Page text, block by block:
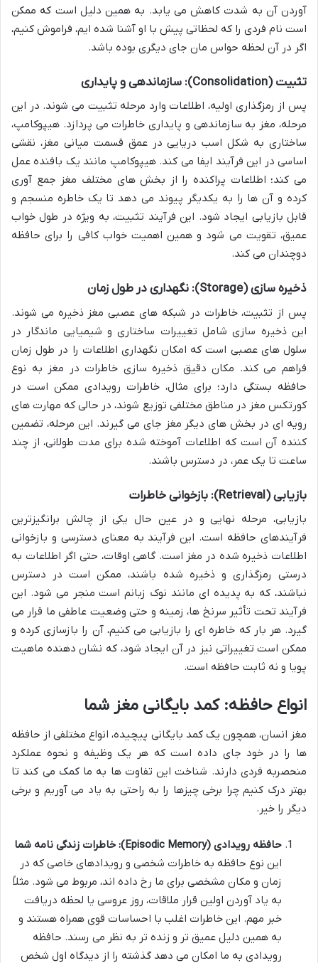
آوردن آن به شدت کاهش می یابد. به همین دلیل است که ممکن
است نام فردی را که لحظاتی پیش با او آشنا شده ایم، فراموش کنیم،
اگر در آن لحظه حواس مان جای دیگری بوده باشد.
تثبیت (Consolidation): سازماندهی و پایداری
پس از رمزگذاری اولیه، اطلاعات وارد مرحله تثبیت می شوند. در این
مرحله، مغز به سازماندهی و پایداری خاطرات می پردازد. هیپوکامپ،
ساختاری به شکل اسب دریایی در عمق قسمت میانی مغز، نقشی
اساسی در این فرآیند ایفا می کند. هیپوکامپ مانند یک بافنده عمل
می کند؛ اطلاعات پراکنده را از بخش های مختلف مغز جمع آوری
کرده و آن ها را به یکدیگر پیوند می دهد تا یک خاطره منسجم و
قابل بازیابی ایجاد شود. این فرآیند تثبیت، به ویژه در طول خواب
عمیق، تقویت می شود و همین اهمیت خواب کافی را برای حافظه
دوچندان می کند.
ذخیره سازی (Storage): نگهداری در طول زمان
پس از تثبیت، خاطرات در شبکه های عصبی مغز ذخیره می شوند.
این ذخیره سازی شامل تغییرات ساختاری و شیمیایی ماندگار در
سلول های عصبی است که امکان نگهداری اطلاعات را در طول زمان
فراهم می کند. مکان دقیق ذخیره سازی خاطرات در مغز به نوع
حافظه بستگی دارد؛ برای مثال، خاطرات رویدادی ممکن است در
کورتکس مغز در مناطق مختلفی توزیع شوند، در حالی که مهارت های
رویه ای در بخش های دیگر مغز جای می گیرند. این مرحله، تضمین
کننده آن است که اطلاعات آموخته شده برای مدت طولانی، از چند
ساعت تا یک عمر، در دسترس باشند.
بازیابی (Retrieval): بازخوانی خاطرات
بازیابی، مرحله نهایی و در عین حال یکی از چالش برانگیزترین
فرآیندهای حافظه است. این فرآیند به معنای دسترسی و بازخوانی
اطلاعات ذخیره شده در مغز است. گاهی اوقات، حتی اگر اطلاعات به
درستی رمزگذاری و ذخیره شده باشند، ممکن است در دسترس
نباشند، که به پدیده ای مانند نوک زبانم است منجر می شود. این
فرآیند تحت تأثیر سرنخ ها، زمینه و حتی وضعیت عاطفی ما قرار می
گیرد. هر بار که خاطره ای را بازیابی می کنیم، آن را بازسازی کرده و
ممکن است تغییراتی نیز در آن ایجاد شود، که نشان دهنده ماهیت
پویا و نه ثابت حافظه است.
انواع حافظه: کمد بایگانی مغز شما
مغز انسان، همچون یک کمد بایگانی پیچیده، انواع مختلفی از حافظه
ها را در خود جای داده است که هر یک وظیفه و نحوه عملکرد
منحصربه فردی دارند. شناخت این تفاوت ها به ما کمک می کند تا
بهتر درک کنیم چرا برخی چیزها را به راحتی به یاد می آوریم و برخی
دیگر را خیر.
حافظه رویدادی (Episodic Memory): خاطرات زندگی نامه شما
این نوع حافظه به خاطرات شخصی و رویدادهای خاصی که در
زمان و مکان مشخصی برای ما رخ داده اند، مربوط می شود. مثلاً
به یاد آوردن اولین قرار ملاقات، روز عروسی یا لحظه دریافت
خبر مهم. این خاطرات اغلب با احساسات قوی همراه هستند و
به همین دلیل عمیق تر و زنده تر به نظر می رسند. حافظه
رویدادی به ما امکان می دهد گذشته را از دیدگاه اول شخص